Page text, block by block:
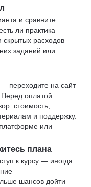
и сравните
ли практика
скрытых расходов —
заданий или
переходите на сайт
оплатой
стоимость,
и поддержку.
или
плана
к курсу — иногда
шансов дойти